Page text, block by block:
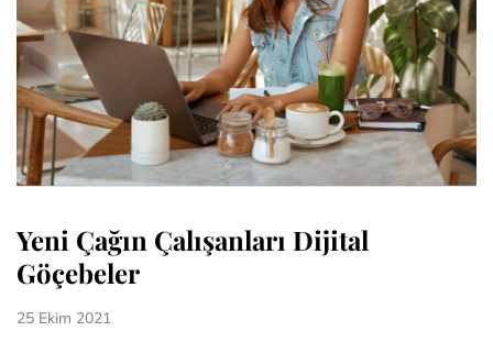
Yeni Çağın Çalışanları Dijital
Göçebeler
25 Ekim 2021